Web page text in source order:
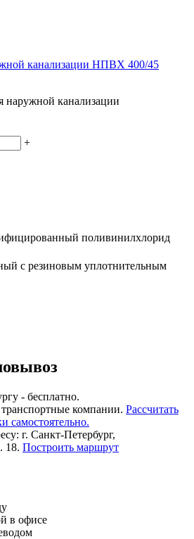
канализации
+
поливинилхлорид
с резиновым уплотнительным
- бесплатно.
компании. Рассчитать
самостоятельно.
г. Санкт-Петербург,
18. Построить маршрут
в офисе